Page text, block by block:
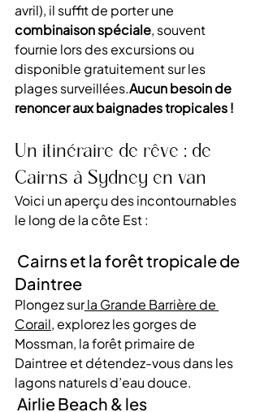
avril), il suffit de porter une
combinaison spéciale, souvent
fournie lors des excursions ou
disponible gratuitement sur les
plages surveillées.Aucun besoin de
renoncer aux baignades tropicales !
Un itinéraire de rêve : de
Cairns à Sydney en van
Voici un aperçu des incontournables
le long de la côte Est :
Daintree
Plongez sur la Grande Barrière de
Corail, explorez les gorges de
Mossman, la forêt primaire de
Daintree et détendez-vous dans les
lagons naturels d’eau douce.